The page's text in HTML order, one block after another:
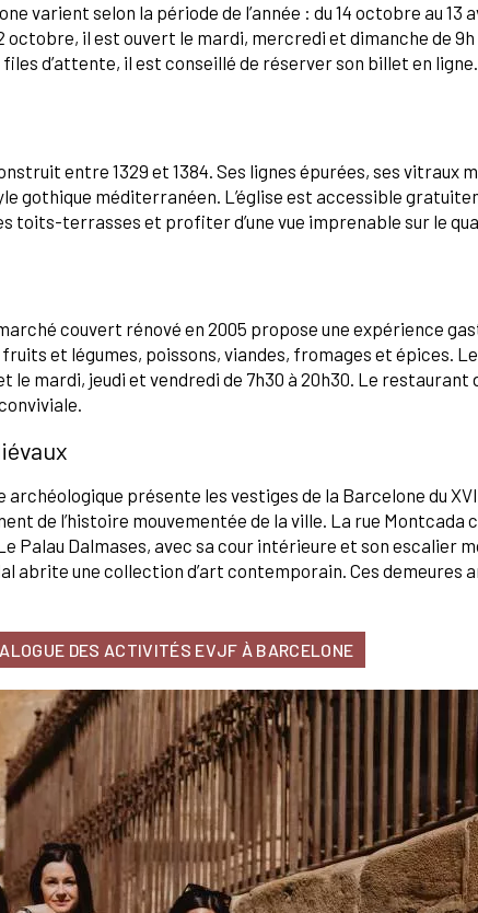
varient selon la période de l’année : du 14 octobre au 13
octobre, il est ouvert le mardi, mercredi et dimanche de 9h
d’attente, il est conseillé de réserver son billet en ligne.
entre 1329 et 1384. Ses lignes épurées, ses vitraux
gothique méditerranéen. L’église est accessible
toits-terrasses et profiter d’une vue imprenable sur le
couvert rénové en 2005 propose une expérience
et légumes, poissons, viandes, fromages et épices.
le mardi, jeudi et vendredi de 7h30 à 20h30. Le
présente les vestiges de la Barcelone du
de l’histoire mouvementée de la ville. La rue Montcada
Palau Dalmases, avec sa cour intérieure et son escalier
abrite une collection d’art contemporain. Ces demeures
DES ACTIVITÉS EVJF À BARCELONE